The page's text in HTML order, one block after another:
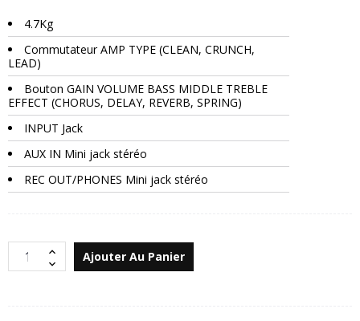
4.7Kg
Commutateur AMP TYPE (CLEAN, CRUNCH,
LEAD)
Bouton GAIN VOLUME BASS MIDDLE TREBLE
EFFECT (CHORUS, DELAY, REVERB, SPRING)
INPUT Jack
AUX IN Mini jack stéréo
REC OUT/PHONES Mini jack stéréo
Ajouter Au Panier